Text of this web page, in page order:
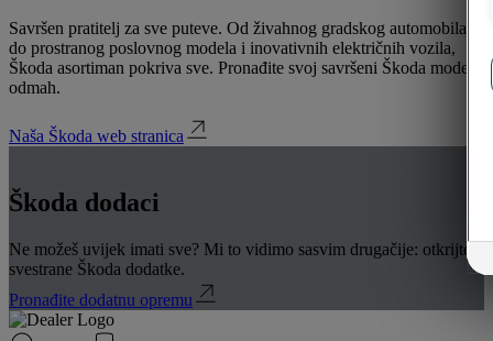
Savršen pratitelj za sve puteve. Od živahnog gradskog automobila
do prostranog poslovnog modela i inovativnih električnih vozila,
Škoda asortiman pokriva sve. Pronađite svoj savršeni Škoda model
odmah.
Naša Škoda web stranica
Škoda dodaci
Ne možeš uvijek imati sve? Mi to vidimo sasvim drugačije: otkrijte
svestrane Škoda dodatke.
Pronađite dodatnu opremu